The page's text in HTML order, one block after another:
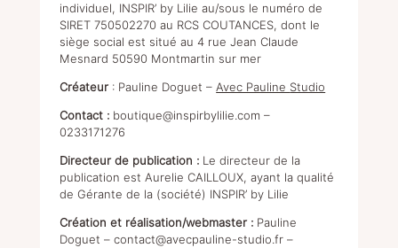
individuel, INSPIR’ by Lilie au/sous le numéro de
SIRET750502270au RCS COUTANCES, dont le
siège social est situé au 4 rue Jean Claude
Mesnard 50590 Montmartin sur mer
Créateur: Pauline Doguet –Avec Pauline Studio
Contact : boutique@inspirbylilie.com –
0233171276
Directeur de publication : Le directeur de la
publication est Aurelie CAILLOUX, ayant la qualité
de Gérante de la (société) INSPIR’ by Lilie
Création et réalisation/webmaster : Pauline
Doguet –contact@avecpauline-studio.fr –